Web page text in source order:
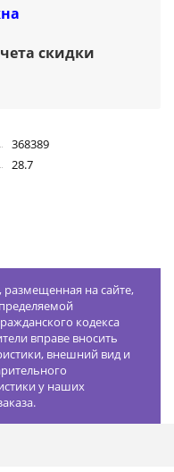
скидки
368389
28.7
на сайте,
кодекса
вправе вносить
внешний вид и
у наших